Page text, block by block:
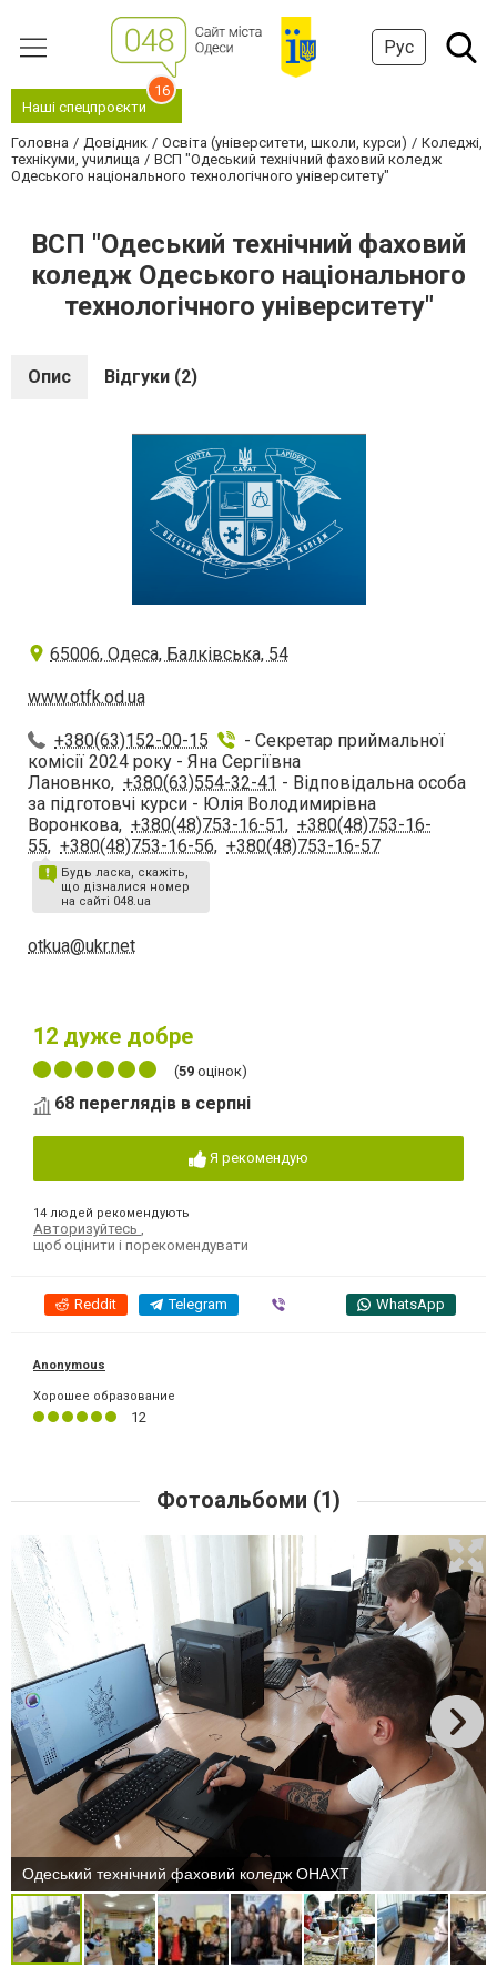
Рус
Наші спецпроєкти
16
Головна Довідник Освіта (університети, школи, курси)
Коледжі,
технікуми, училища
ВСП "Одеський технічний фаховий коледж
Одеського національного технологічного університету"
ВСП "Одеський технічний фаховий
коледж Одеського національного
технологічного університету"
Опис Відгуки (2)
65006, Одеса, Балківська, 54
www.otfk.od.ua
+380(63)152-00-15
- Секретар приймальної
комісії 2024 року - Яна Сергіївна
Лановнко, +380(63)554-32-41 - Відповідальна особа
за підготовчі курси - Юлія Володимирівна
Воронкова, +380(48)753-16-51, +380(48)753-16-
55, +380(48)753-16-56, +380(48)753-16-57
Будь ласка, скажіть,
що дізналися номер
на сайті 048.ua
otkua@ukr.net
12 дуже добре
(59 оцінок)
68 переглядів в серпні
Я рекомендую
14 людей рекомендують
Авторизуйтесь
щоб оцінити і порекомендувати
Reddit Telegram WhatsApp
Anonymous
Хорошее образование
12
Фотоальбоми (1)
Одеський технічний фаховий коледж ОНАХТ